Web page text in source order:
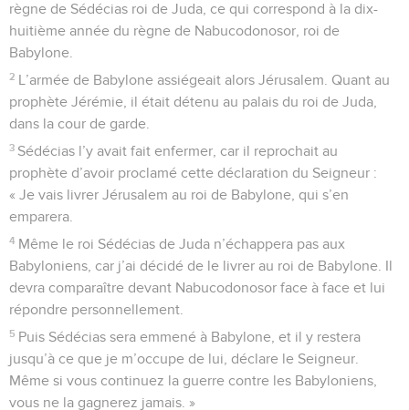
règne de Sédécias roi de Juda, ce qui correspond à la dix-
huitième année du règne de Nabucodonosor, roi de
Babylone.
2 L’armée de Babylone assiégeait alors Jérusalem. Quant au
prophète Jérémie, il était détenu au palais du roi de Juda,
dans la cour de garde.
3 Sédécias l’y avait fait enfermer, car il reprochait au
prophète d’avoir proclamé cette déclaration du Seigneur :
« Je vais livrer Jérusalem au roi de Babylone, qui s’en
emparera.
4 Même le roi Sédécias de Juda n’échappera pas aux
Babyloniens, car j’ai décidé de le livrer au roi de Babylone. Il
devra comparaître devant Nabucodonosor face à face et lui
répondre personnellement.
5 Puis Sédécias sera emmené à Babylone, et il y restera
jusqu’à ce que je m’occupe de lui, déclare le Seigneur.
Même si vous continuez la guerre contre les Babyloniens,
vous ne la gagnerez jamais. »